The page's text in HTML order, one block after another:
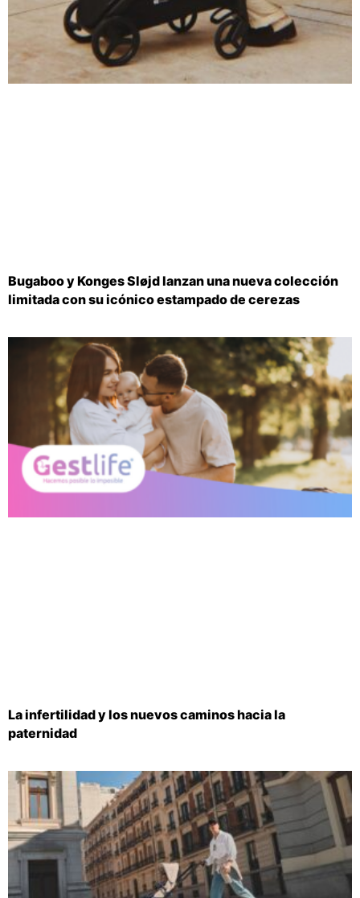
Bugaboo y Konges Sløjd lanzan una nueva colección
limitada con su icónico estampado de cerezas
La infertilidad y los nuevos caminos hacia la
paternidad